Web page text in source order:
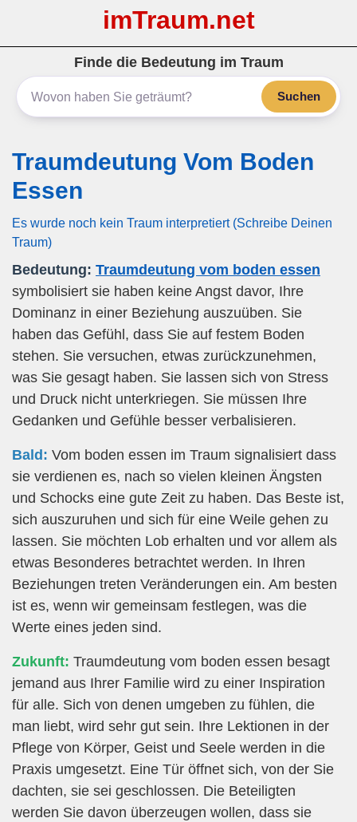
imTraum.net
Finde die Bedeutung im Traum
Suchen
Traumdeutung Vom Boden
Essen
Es wurde noch kein Traum interpretiert (Schreibe Deinen
Traum)
Bedeutung: Traumdeutung vom boden essen
symbolisiert sie haben keine Angst davor, Ihre
Dominanz in einer Beziehung auszuüben. Sie
haben das Gefühl, dass Sie auf festem Boden
stehen. Sie versuchen, etwas zurückzunehmen,
was Sie gesagt haben. Sie lassen sich von Stress
und Druck nicht unterkriegen. Sie müssen Ihre
Gedanken und Gefühle besser verbalisieren.
Bald: Vom boden essen im Traum signalisiert dass
sie verdienen es, nach so vielen kleinen Ängsten
und Schocks eine gute Zeit zu haben. Das Beste ist,
sich auszuruhen und sich für eine Weile gehen zu
lassen. Sie möchten Lob erhalten und vor allem als
etwas Besonderes betrachtet werden. In Ihren
Beziehungen treten Veränderungen ein. Am besten
ist es, wenn wir gemeinsam festlegen, was die
Werte eines jeden sind.
Zukunft: Traumdeutung vom boden essen besagt
jemand aus Ihrer Familie wird zu einer Inspiration
für alle. Sich von denen umgeben zu fühlen, die
man liebt, wird sehr gut sein. Ihre Lektionen in der
Pflege von Körper, Geist und Seele werden in die
Praxis umgesetzt. Eine Tür öffnet sich, von der Sie
dachten, sie sei geschlossen. Die Beteiligten
werden Sie davon überzeugen wollen, dass sie